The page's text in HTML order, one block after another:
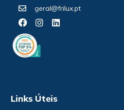
geral@frilux.pt
Links Úteis